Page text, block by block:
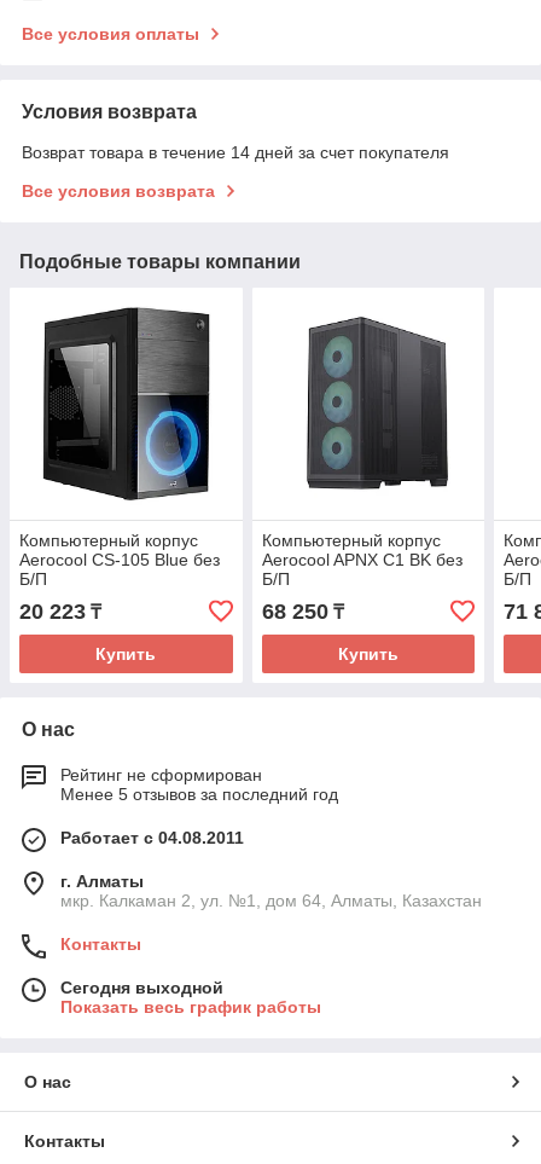
Все условия оплаты
Условия возврата
Возврат товара в течение 14 дней за счет покупателя
Все условия возврата
Подобные товары компании
Компьютерный корпус
Aerocool CS-105 Blue без
Б/П
20 223 ₸
Купить
Компьютерный корпус
Aerocool APNX C1 BK без
Б/П
68 250₸
Купить
Б/П
71
О нас
Рейтинг не сформирован
Менее 5 отзывов за последний год
Работает с 04.08.2011
г. Алматы
мкр. Калкаман 2, ул. №1, дом 64, Алматы, Казахстан
Контакты
Сегодня выходной
Показать весь график работы
О нас
Контакты